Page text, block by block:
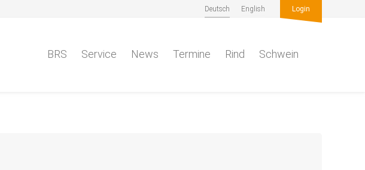
Deutsch English Login
BRS Service News Termine Rind Schwein